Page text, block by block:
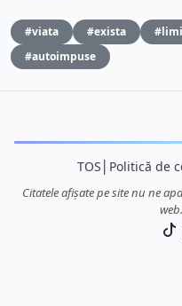
#viata #exista
#autoimpuse
TOS Politică de
Citatele afișate pe site nu ne
web.